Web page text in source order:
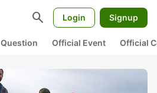
search Login Signup
Question Official Event Official